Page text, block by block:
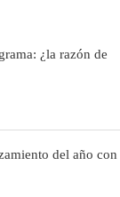
¿la razón de
del año con